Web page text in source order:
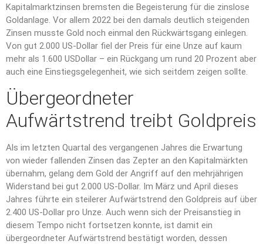
Kapitalmarktzinsen bremsten die Begeisterung für die zinslose
Goldanlage. Vor allem 2022 bei den damals deutlich steigenden
Zinsen musste Gold noch einmal den Rückwärtsgang einlegen.
Von gut 2.000 US-Dollar fiel der Preis für eine Unze auf kaum
mehr als 1.600 USDollar – ein Rückgang um rund 20 Prozent aber
auch eine Einstiegsgelegenheit, wie sich seitdem zeigen sollte.
Übergeordneter
Aufwärtstrend treibt Goldpreis
Als im letzten Quartal des vergangenen Jahres die Erwartung
von wieder fallenden Zinsen das Zepter an den Kapitalmärkten
übernahm, gelang dem Gold der Angriff auf den mehrjährigen
Widerstand bei gut 2.000 US-Dollar. Im März und April dieses
Jahres führte ein steilerer Aufwärtstrend den Goldpreis auf über
2.400 US-Dollar pro Unze. Auch wenn sich der Preisanstieg in
diesem Tempo nicht fortsetzen konnte, ist damit ein
übergeordneter Aufwärtstrend bestätigt worden, dessen